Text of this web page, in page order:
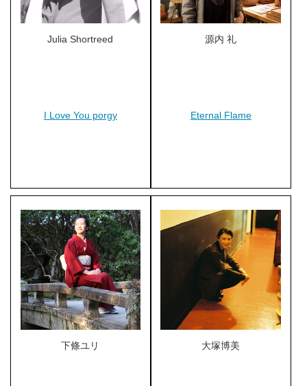
Julia Shortreed
I Love You porgy
源内 礼
Eternal Flame
下條ユリ 大塚博美